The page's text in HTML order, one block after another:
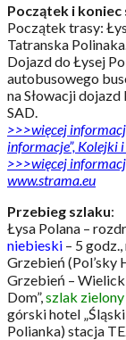
Początek i koniec
Początek trasy:
Tatranska
Dojazd do Łysej
autobusowego
na Słowacji
SAD.
>>>więcej
informacje”, Kolejki
>>>więcej
www.strama.eu
Przebieg szlaku:
Łysa Polana –
niebieski – 5
Grzebień (Pol’sky
Grzebień –
Dom”,szlak zielony
górski hotel
Polianka) stacja